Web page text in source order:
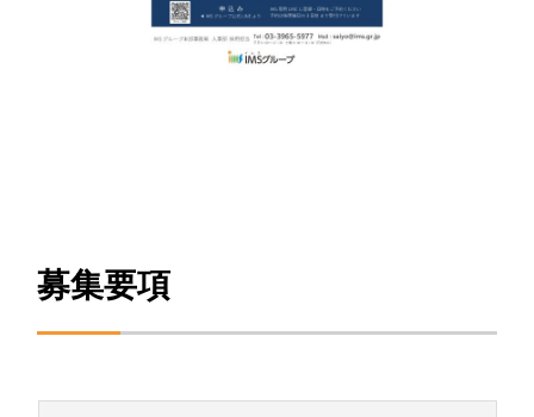
募集要項